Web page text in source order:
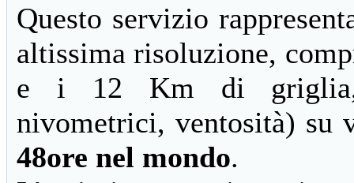
Questo servizio
altissima risoluzione,
e i 12 Km di griglia,
nivometrici, ventosità) su
48ore nel mondo.